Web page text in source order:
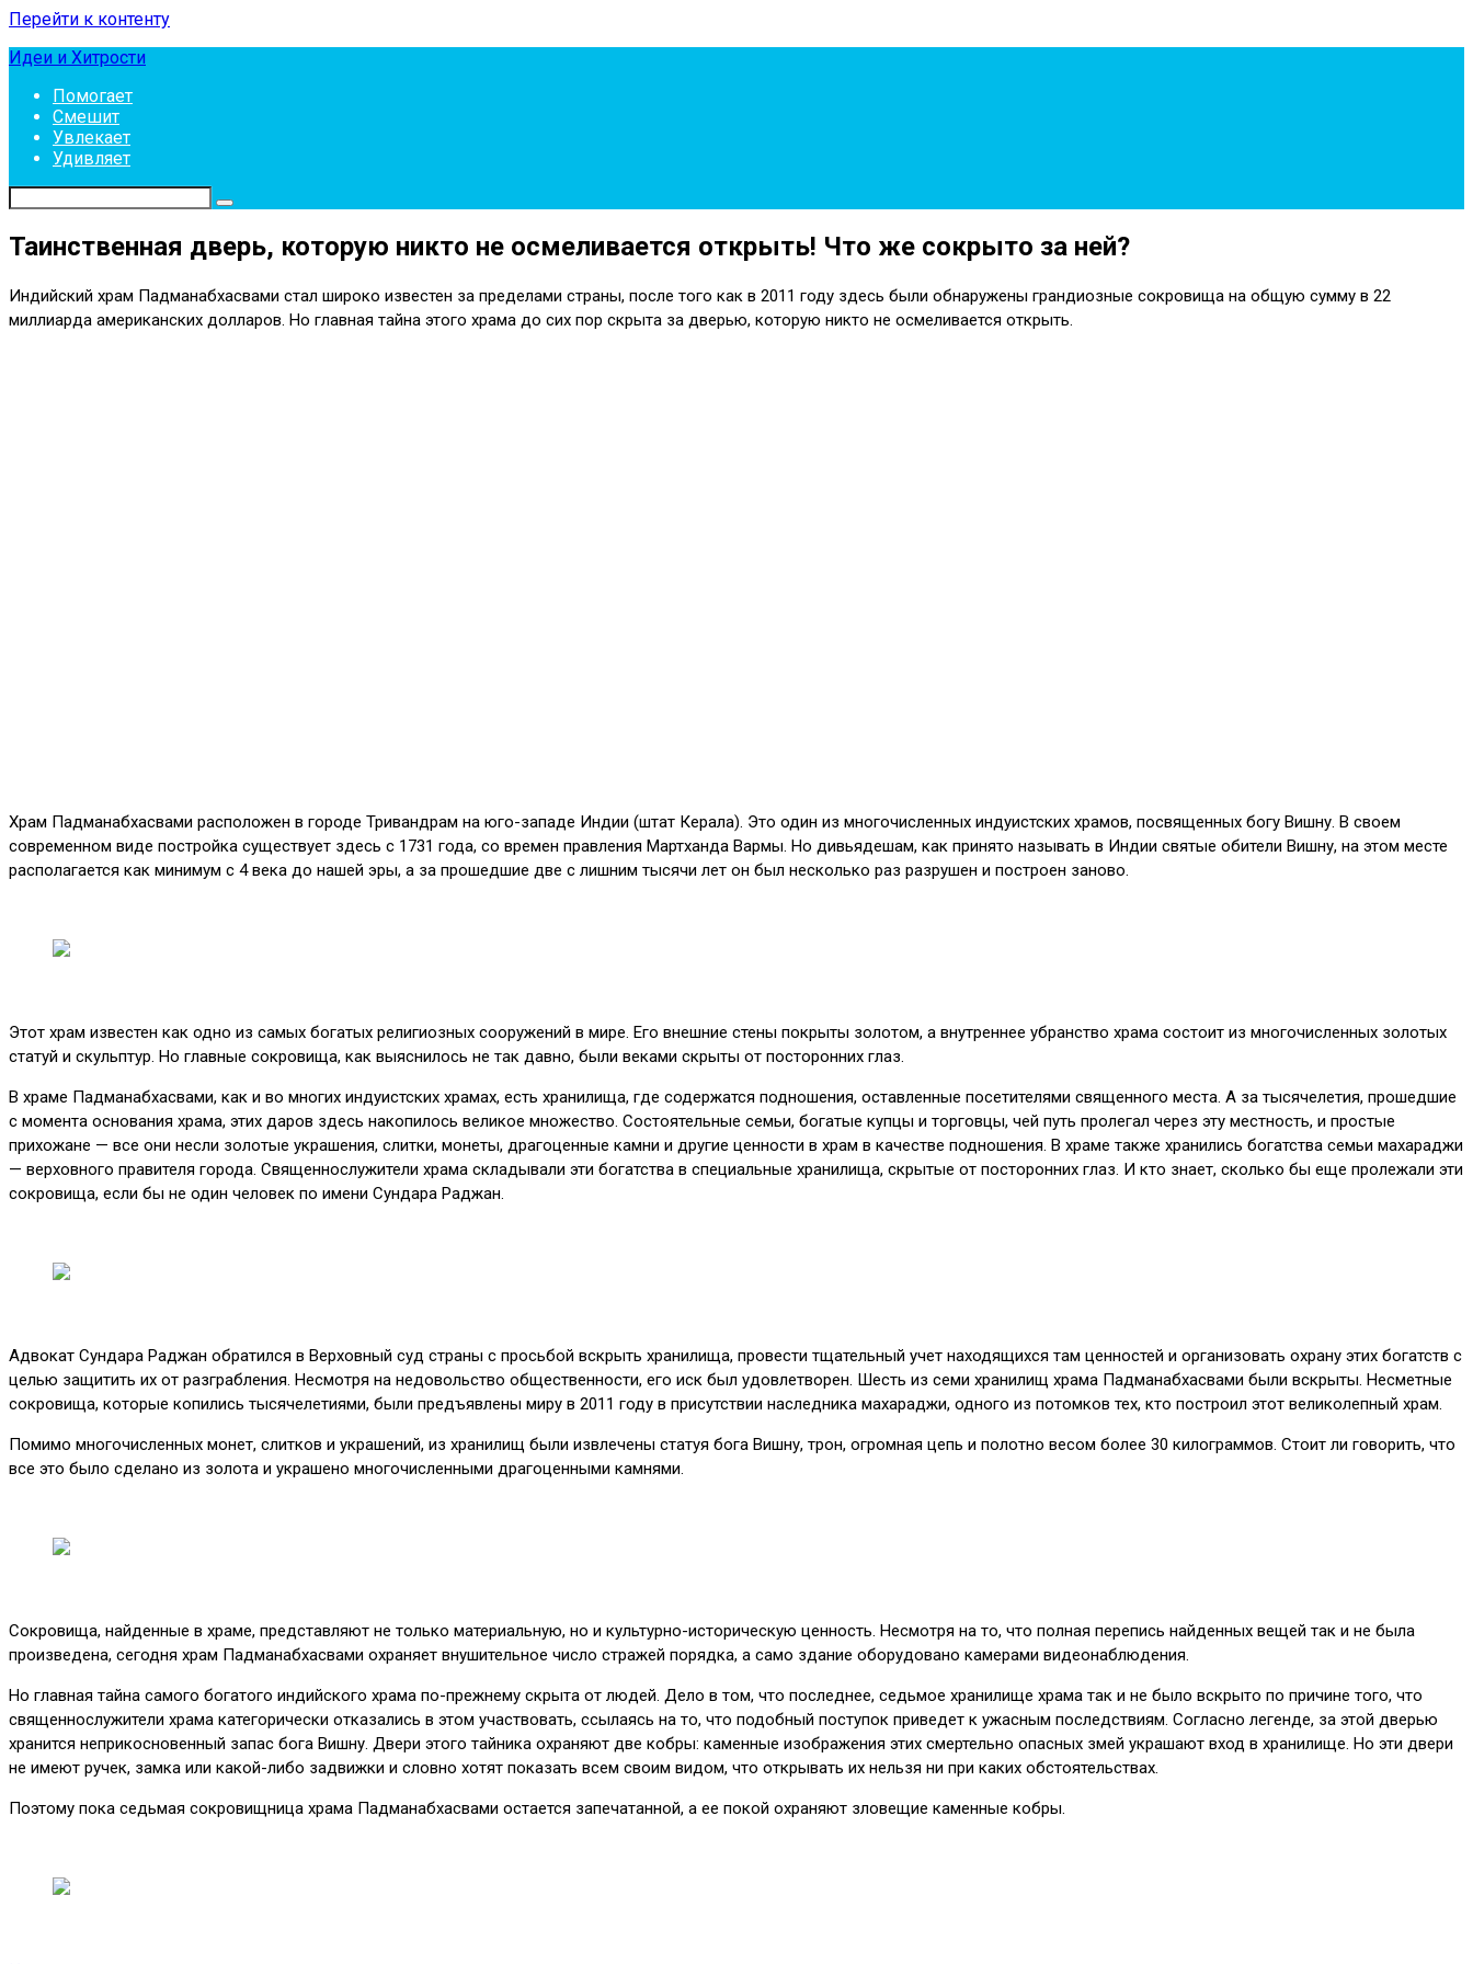
Перейти к контенту
Идеи и Хитрости
Помогает
Смешит
Увлекает
Удивляет
Таинственная дверь, которую никто не осмеливается открыть! Что же сокрыто за ней?
Индийский храм Падманабхасвами стал широко известен за пределами страны, после того как в 2011 году здесь были обнаружены грандиозные сокровища на общую сумму в 22
миллиарда американских долларов. Но главная тайна этого храма до сих пор скрыта за дверью, которую никто не осмеливается открыть.
Храм Падманабхасвами расположен в городе Тривандрам на юго-западе Индии (штат Керала). Это один из многочисленных индуистских храмов, посвященных богу Вишну. В своем
современном виде постройка существует здесь с 1731 года, со времен правления Мартханда Вармы. Но дивьядешам, как принято называть в Индии святые обители Вишну, на этом месте
располагается как минимум с 4 века до нашей эры, а за прошедшие две с лишним тысячи лет он был несколько раз разрушен и построен заново.
Этот храм известен как одно из самых богатых религиозных сооружений в мире. Его внешние стены покрыты золотом, а внутреннее убранство храма состоит из многочисленных золотых
статуй и скульптур. Но главные сокровища, как выяснилось не так давно, были веками скрыты от посторонних глаз.
В храме Падманабхасвами, как и во многих индуистских храмах, есть хранилища, где содержатся подношения, оставленные посетителями священного места. А за тысячелетия, прошедшие
с момента основания храма, этих даров здесь накопилось великое множество. Состоятельные семьи, богатые купцы и торговцы, чей путь пролегал через эту местность, и простые
прихожане — все они несли золотые украшения, слитки, монеты, драгоценные камни и другие ценности в храм в качестве подношения. В храме также хранились богатства семьи махараджи
— верховного правителя города. Священнослужители храма складывали эти богатства в специальные хранилища, скрытые от посторонних глаз. И кто знает, сколько бы еще пролежали эти
сокровища, если бы не один человек по имени Сундара Раджан.
Адвокат Сундара Раджан обратился в Верховный суд страны с просьбой вскрыть хранилища, провести тщательный учет находящихся там ценностей и организовать охрану этих богатств с
целью защитить их от разграбления. Несмотря на недовольство общественности, его иск был удовлетворен. Шесть из семи хранилищ храма Падманабхасвами были вскрыты. Несметные
сокровища, которые копились тысячелетиями, были предъявлены миру в 2011 году в присутствии наследника махараджи, одного из потомков тех, кто построил этот великолепный храм.
Помимо многочисленных монет, слитков и украшений, из хранилищ были извлечены статуя бога Вишну, трон, огромная цепь и полотно весом более 30 килограммов. Стоит ли говорить, что
все это было сделано из золота и украшено многочисленными драгоценными камнями.
Сокровища, найденные в храме, представляют не только материальную, но и культурно-историческую ценность. Несмотря на то, что полная перепись найденных вещей так и не была
произведена, сегодня храм Падманабхасвами охраняет внушительное число стражей порядка, а само здание оборудовано камерами видеонаблюдения.
Но главная тайна самого богатого индийского храма по-прежнему скрыта от людей. Дело в том, что последнее, седьмое хранилище храма так и не было вскрыто по причине того, что
священнослужители храма категорически отказались в этом участвовать, ссылаясь на то, что подобный поступок приведет к ужасным последствиям. Согласно легенде, за этой дверью
хранится неприкосновенный запас бога Вишну. Двери этого тайника охраняют две кобры: каменные изображения этих смертельно опасных змей украшают вход в хранилище. Но эти двери
не имеют ручек, замка или какой-либо задвижки и словно хотят показать всем своим видом, что открывать их нельзя ни при каких обстоятельствах.
Поэтому пока седьмая сокровищница храма Падманабхасвами остается запечатанной, а ее покой охраняют зловещие каменные кобры.